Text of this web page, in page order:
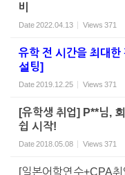
비
Date2022.04.13 Views 371
유학 전 시간을 최대
설팅]
Date2019.12.25 Views 371
[유학생 취업] P**님,
쉽 시작!
Date2018.05.08 Views 371
[일본어학연수+CPA